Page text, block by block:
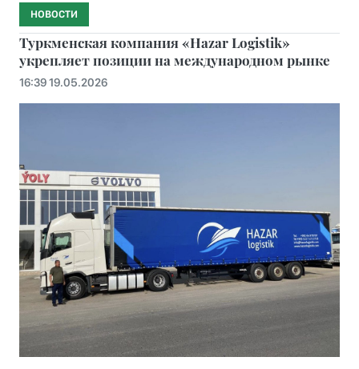
НОВОСТИ
Туркменская компания «Hazar Logistik»
укрепляет позиции на международном рынке
16:39 19.05.2026